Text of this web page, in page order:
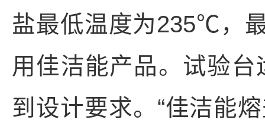
盐最低温度为235℃，
用佳洁能产品。试验
到设计要求。“佳洁能